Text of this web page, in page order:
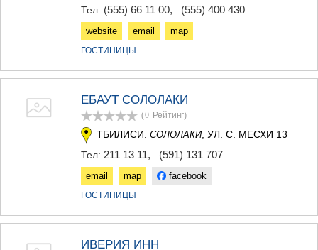
Тел: (555) 66 11 00, (555) 400 430
website email map
ГОСТИНИЦЫ
ЕБАУТ СОЛОЛАКИ
(0 Рейтинг)
ТБИЛИСИ. СОЛОЛАКИ, УЛ. С. МЕСХИ 13
Тел: 211 13 11, (591) 131 707
email map facebook
ГОСТИНИЦЫ
ИВЕРИЯ ИНН